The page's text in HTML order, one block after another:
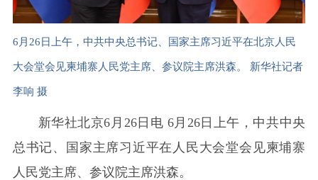
6月26日上午，中共中央总书记、国家主席习近平在北京人民
大会堂会见柬埔寨人民党主席、参议院主席洪森。 新华社记者
李响 摄
新华社北京6月26日电 6月26日上午，中共中央
总书记、国家主席习近平在人民大会堂会见柬埔寨
人民党主席、参议院主席洪森。